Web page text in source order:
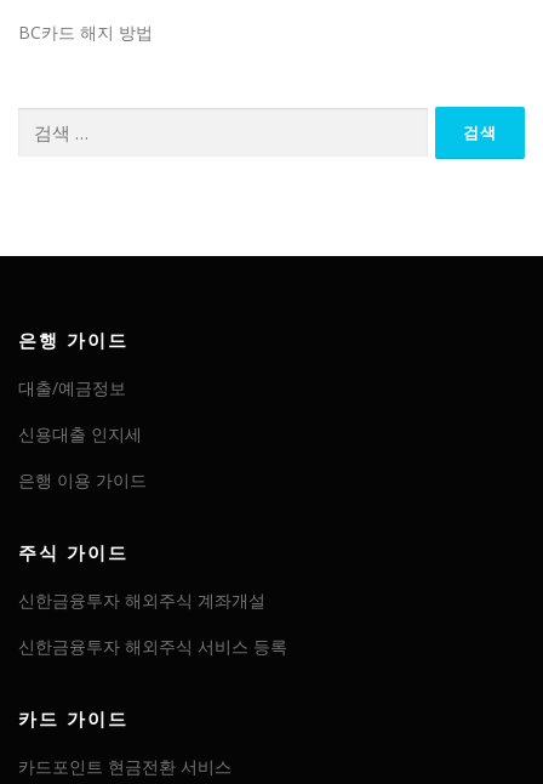
BC카드 해지 방법
은행 가이드
대출/예금정보
신용대출 인지세
은행 이용 가이드
주식 가이드
신한금융투자 해외주식 계좌개설
신한금융투자 해외주식 서비스 등록
카드 가이드
카드포인트 현금전환 서비스